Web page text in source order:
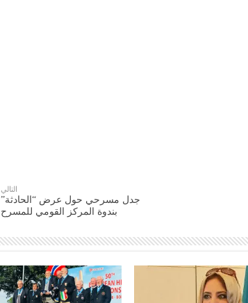
التالي
جدل مسرحي حول عرض “الحادثة”
بندوة المركز القومي للمسرح